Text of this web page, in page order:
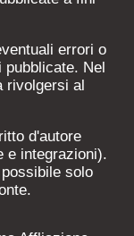
errori o
pubblicate. Nel
rivolgersi al
d'autore
e integrazioni).
solo